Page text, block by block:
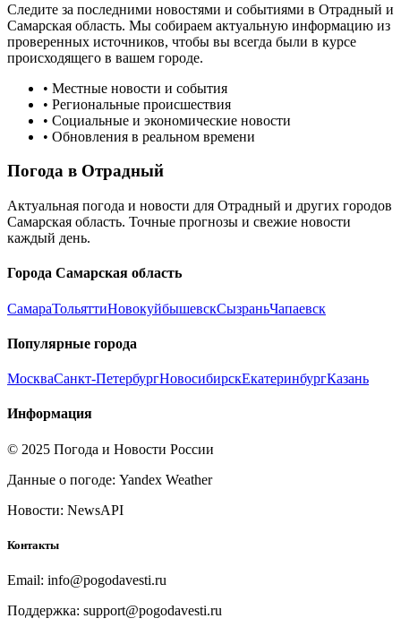
Следите за последними новостями и событиями в Отрадный и
Самарская область. Мы собираем актуальную информацию из
проверенных источников, чтобы вы всегда были в курсе
происходящего в вашем городе.
• Местные новости и события
• Региональные происшествия
• Социальные и экономические новости
• Обновления в реальном времени
Погода в Отрадный
Актуальная погода и новости для Отрадный и других городов
Самарская область. Точные прогнозы и свежие новости
каждый день.
Города Самарская область
СамараТольяттиНовокуйбышевскСызраньЧапаевск
Популярные города
МоскваСанкт-ПетербургНовосибирскЕкатеринбургКазань
Информация
© 2025 Погода и Новости России
Данные о погоде: Yandex Weather
Новости: NewsAPI
Контакты
Email: info@pogodavesti.ru
Поддержка: support@pogodavesti.ru